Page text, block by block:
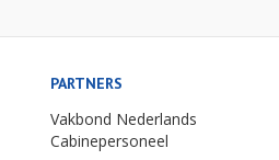
PARTNERS
Vakbond Nederlands
Cabinepersoneel